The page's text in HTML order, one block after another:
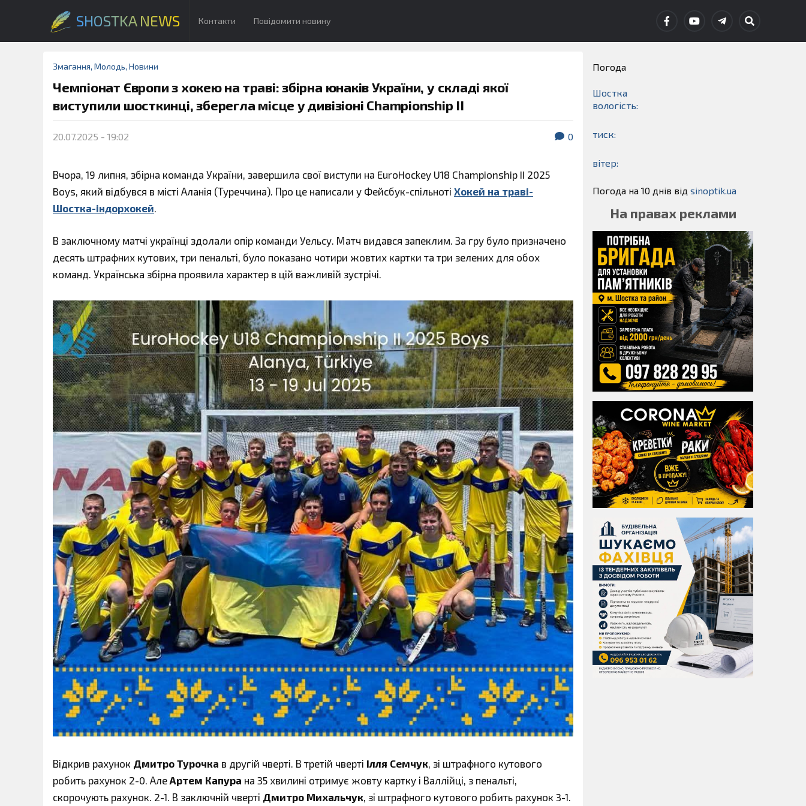
SHOSTKA NEWS Контакти Повідомити новину
Змагання, Молодь, Новини
Чемпіонат Європи з хокею на траві: збірна юнаків України, у складі якої
виступили шосткинці, зберегла місце у дивізіоні Championship II
20.07.2025 - 19:02 0
Вчора, 19 липня, збірна команда України, завершила свої виступи на EuroHockey U18 Championship II 2025
Boys, який відбувся в місті Аланія (Туреччина). Про це написали у Фейсбук-спільноті Хокей на траві-
Шостка-індорхокей.
В заключному матчі українці здолали опір команди Уельсу. Матч видався запеклим. За гру було призначено
десять штрафних кутових, три пенальті, було показано чотири жовтих картки та три зелених для обох
команд. Українська збірна проявила характер в цій важливій зустрічі.
Відкрив рахунок Дмитро Турочка в другій чверті. В третій чверті Ілля Семчук , зі штрафного кутового
робить рахунок 2-0. Але Артем Капура на 35 хвилині отримує жовту картку і Валлійці, з пенальті,
скорочують рахунок. 2-1. В заключній чверті Дмитро Михальчук , зі штрафного кутового робить рахунок 3-1.
Погода
Шостка
вологість:
тиск:
вітер:
Погода на 10 днів від sinoptik.ua
На правах реклами